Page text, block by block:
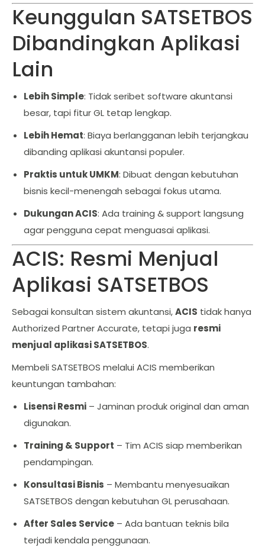
Keunggulan SATSETBOS
Dibandingkan Aplikasi
Lain
Lebih Simple: Tidak seribet software akuntansi
besar, tapi fitur GL tetap lengkap.
Lebih Hemat: Biaya berlangganan lebih terjangkau
dibanding aplikasi akuntansi populer.
Praktis untuk UMKM: Dibuat dengan kebutuhan
bisnis kecil-menengah sebagai fokus utama.
Dukungan ACIS: Ada training & support langsung
agar pengguna cepat menguasai aplikasi.
ACIS: Resmi Menjual
Aplikasi SATSETBOS
Sebagai konsultan sistem akuntansi,ACIS tidak hanya
Authorized Partner Accurate, tetapi juga resmi
menjual aplikasi SATSETBOS.
Membeli SATSETBOS melalui ACIS memberikan
keuntungan tambahan:
Lisensi Resmi – Jaminan produk original dan aman
digunakan.
Training & Support – Tim ACIS siap memberikan
pendampingan.
Konsultasi Bisnis – Membantu menyesuaikan
SATSETBOS dengan kebutuhan GL perusahaan.
After Sales Service – Ada bantuan teknis bila
terjadi kendala penggunaan.